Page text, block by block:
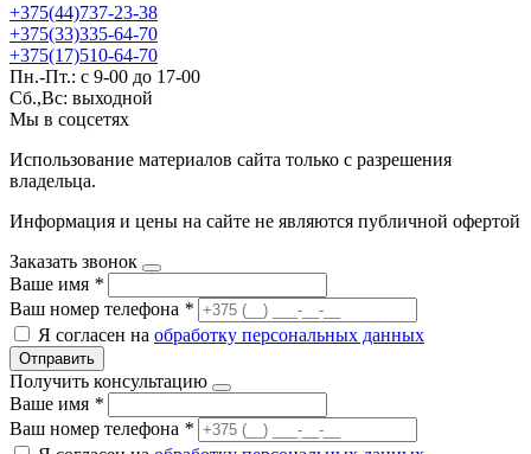
+375(44)737-23-38
+375(33)335-64-70
+375(17)510-64-70
Пн.-Пт.: с 9-00 до 17-00
Сб.,Вс: выходной
Мы в соцсетях
Использование материалов сайта только с разрешения
владельца.
Информация и цены на сайте не являются публичной офертой
Заказать звонок
Ваше имя *
Ваш номер телефона *
Я согласен на обработку персональных данных
Отправить
Получить консультацию
Ваше имя *
Ваш номер телефона *